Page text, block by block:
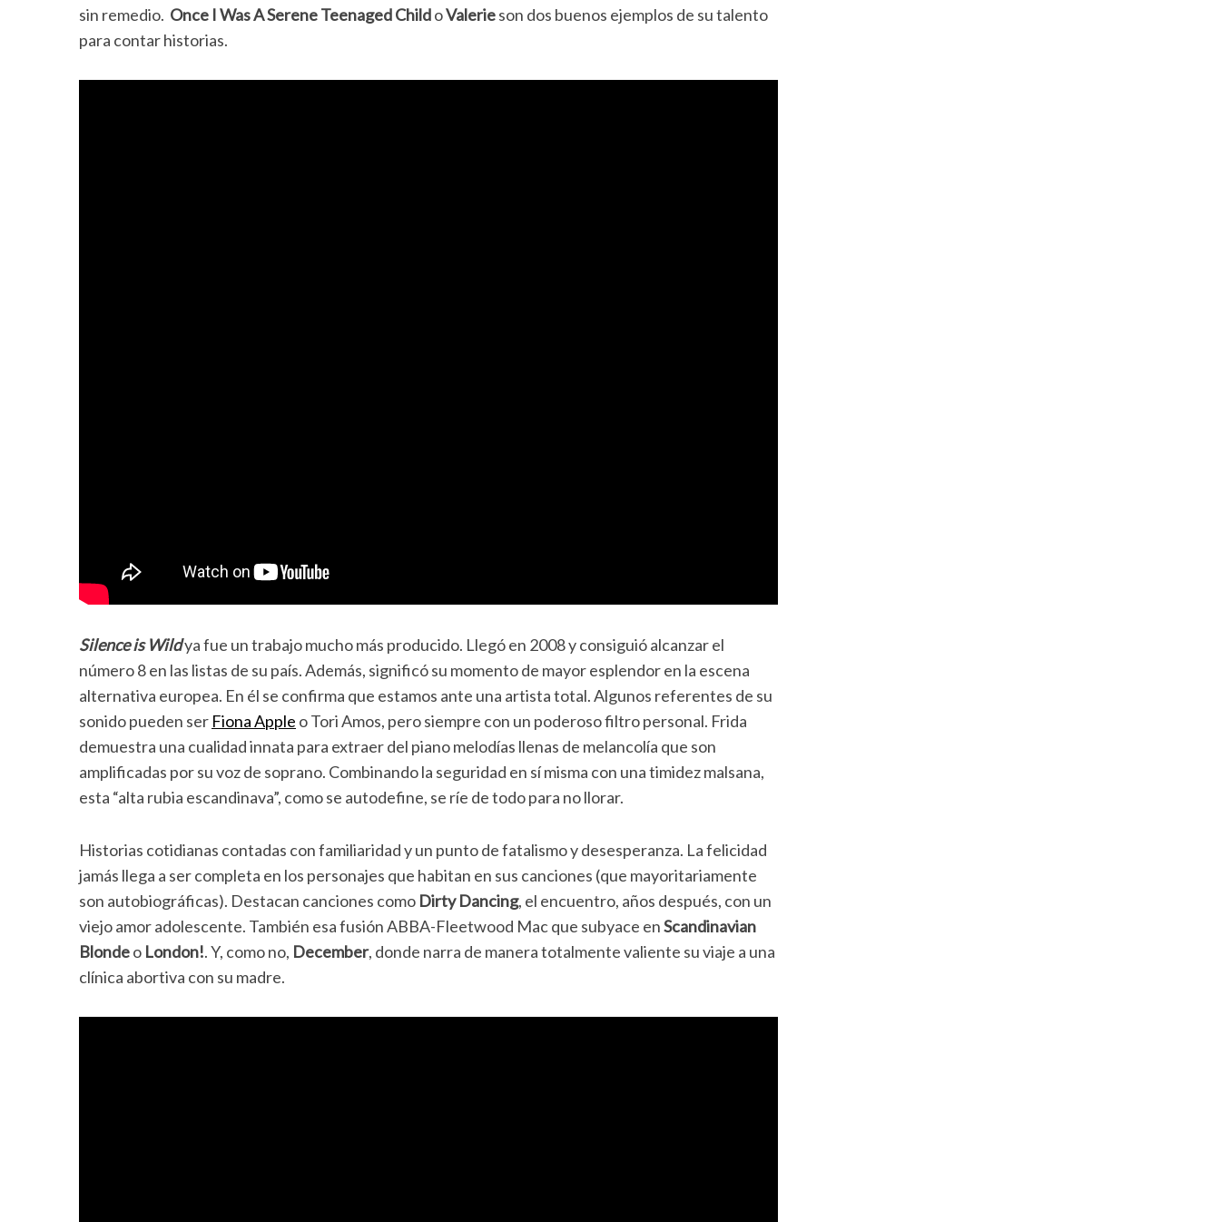
sin remedio. Once I Was A Serene Teenaged ChildoValerieson dos buenos ejemplos de su talento
para contar historias.
Silence is Wildya fue un trabajo mucho más producido. Llegó en 2008 y consiguió alcanzar el
número 8 en las listas de su país. Además, significó su momento de mayor esplendor en la escena
alternativa europea. En él se confirma que estamos ante una artista total. Algunos referentes de su
sonido pueden ser Fiona Apple o Tori Amos, pero siempre con un poderoso filtro personal. Frida
demuestra una cualidad innata para extraer del piano melodías llenas de melancolía que son
amplificadas por su voz de soprano. Combinando la seguridad en sí misma con una timidez malsana,
esta “alta rubia escandinava”, como se autodefine, se ríe de todo para no llorar.
Historias cotidianas contadas con familiaridad y un punto de fatalismo y desesperanza. La felicidad
jamás llega a ser completa en los personajes que habitan en sus canciones (que mayoritariamente
son autobiográficas). Destacan canciones como Dirty Dancing, el encuentro, años después, con un
viejo amor adolescente. También esa fusión ABBA-Fleetwood Mac que subyace enScandinavian
Blondeo London!. Y, como no, December, donde narra de manera totalmente valiente su viaje a una
clínica abortiva con su madre.